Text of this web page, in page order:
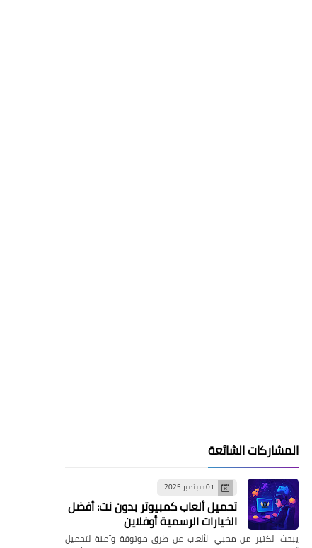
المشاركات الشائعة
01 سبتمبر 2025
تحميل ألعاب كمبيوتر بدون نت: أفضل
الخيارات الرسمية أوفلاين
يبحث الكثير من محبي الألعاب عن طرق موثوقة وآمنة لتحميل